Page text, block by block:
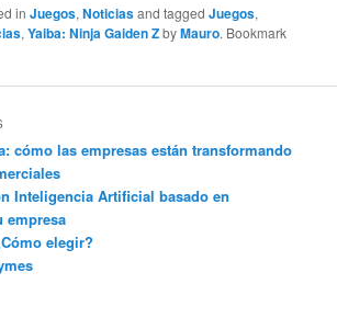
inJuegos,Noticiasand taggedJuegos,
,Yaiba: Ninja Gaiden ZbyMauro. Bookmark
cómo las empresas están transformando
Inteligencia Artificial basado en
empresa
elegir?